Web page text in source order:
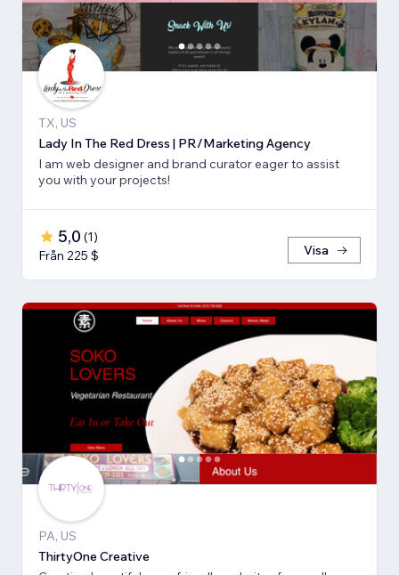
TX, US
Lady In The Red Dress | PR/Marketing Agency
I am web designer and brand curator eager to assist
you with your projects!
5,0 (1)
Från 225 $
Visa
PA, US
ThirtyOne Creative